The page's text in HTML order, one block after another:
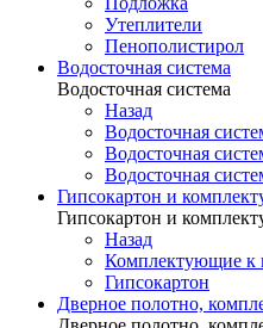
Утеплители
Пенополистирол
Водосточная система
Водосточная система
Назад
Водосточная
Водосточная
Водосточная
Гипсокартон и
Гипсокартон и
Назад
Комплектующие к
Гипсокартон
Дверное полотно,